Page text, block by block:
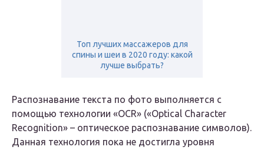
Топ лучших массажеров для
спины и шеи в 2020 году: какой
лучше выбрать?
Распознавание текста по фото выполняется с
помощью технологии «OCR» («Optical Character
Recognition» – оптическое распознавание символов).
Данная технология пока не достигла уровня